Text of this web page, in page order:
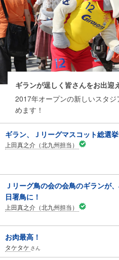
ギランが逞しく皆さんをお出迎
2017年オープンの新しいスタ
めます！
ギラン、Ｊリーグマスコット総選
上田真之介（北九州担当）
Ｊリーグ鳥の会の会鳥のギランが
日署鳥に！
上田真之介（北九州担当）
お肉最高！
タケタケ さん